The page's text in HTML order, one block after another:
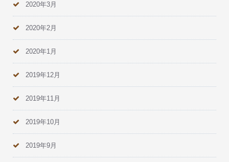
2020年3月
2020年2月
2020年1月
2019年12月
2019年11月
2019年10月
2019年9月